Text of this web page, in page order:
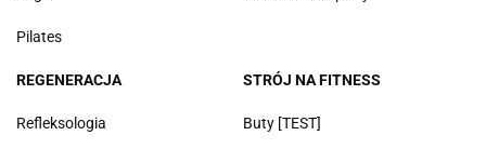
Pilates
REGENERACJA
Refleksologia
STRÓJ NA FITNESS
Buty [TEST]